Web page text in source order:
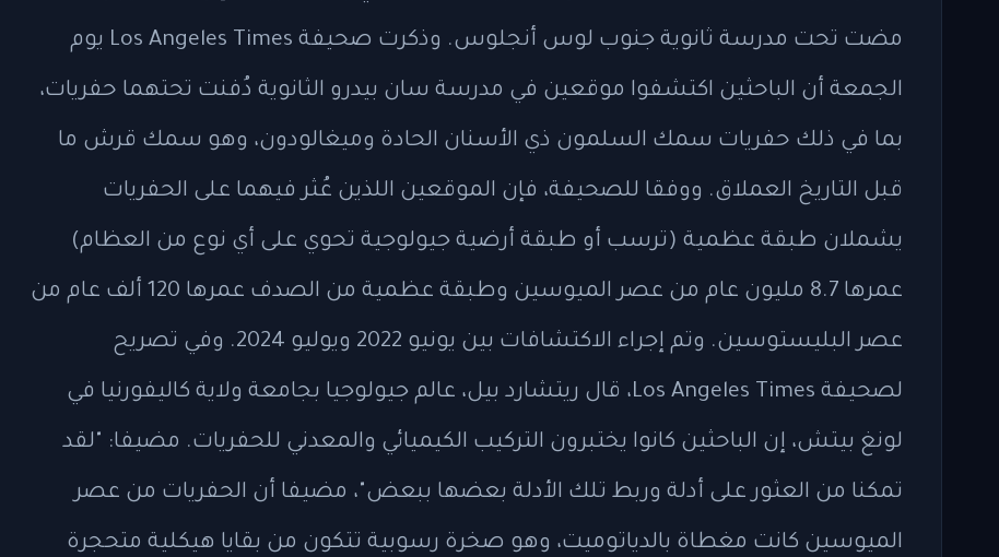
مضت تحت مدرسة ثانوية جنوب لوس أنجلوس. وذكرت صحيفة Los Angeles Times يوم
الجمعة أن الباحثين اكتشفوا موقعين في مدرسة سان بيدرو الثانوية دُفنت تحتهما حفريات،
بما في ذلك حفريات سمك السلمون ذي الأسنان الحادة وميغالودون، وهو سمك قرش ما
قبل التاريخ العملاق. ووفقا للصحيفة، فإن الموقعين اللذين عُثر فيهما على الحفريات
يشملان طبقة عظمية (ترسب أو طبقة أرضية جيولوجية تحوي على أي نوع من العظام)
عمرها 8.7 مليون عام من عصر الميوسين وطبقة عظمية من الصدف عمرها 120 ألف عام من
عصر البليستوسين. وتم إجراء الاكتشافات بين يونيو 2022 ويوليو 2024. وفي تصريح
لصحيفة Los Angeles Times، قال ريتشارد بيل، عالم جيولوجيا بجامعة ولاية كاليفورنيا في
لونغ بيتش، إن الباحثين كانوا يختبرون التركيب الكيميائي والمعدني للحفريات. مضيفا: "لقد
تمكنا من العثور على أدلة وربط تلك الأدلة بعضها ببعض"، مضيفا أن الحفريات من عصر
الميوسين كانت مغطاة بالدياتوميت، وهو صخرة رسوبية تتكون من بقايا هيكلية متحجرة